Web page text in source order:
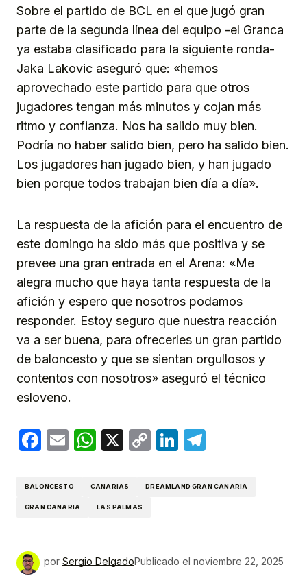
Sobre el partido de BCL en el que jugó gran
parte de la segunda línea del equipo -el Granca
ya estaba clasificado para la siguiente ronda-
Jaka Lakovic aseguró que: «hemos
aprovechado este partido para que otros
jugadores tengan más minutos y cojan más
ritmo y confianza. Nos ha salido muy bien.
Podría no haber salido bien, pero ha salido bien.
Los jugadores han jugado bien, y han jugado
bien porque todos trabajan bien día a día».
La respuesta de la afición para el encuentro de
este domingo ha sido más que positiva y se
prevee una gran entrada en el Arena: «Me
alegra mucho que haya tanta respuesta de la
afición y espero que nosotros podamos
responder. Estoy seguro que nuestra reacción
va a ser buena, para ofrecerles un gran partido
de baloncesto y que se sientan orgullosos y
contentos con nosotros» aseguró el técnico
esloveno.
Facebook
EmailWhatsApp
X
CopyLinkedIn
BALONCESTO CANARIAS DREAMLAND GRAN CANARIA
GRAN CANARIA LAS PALMAS
por Sergio DelgadoPublicado el noviembre 22, 2025